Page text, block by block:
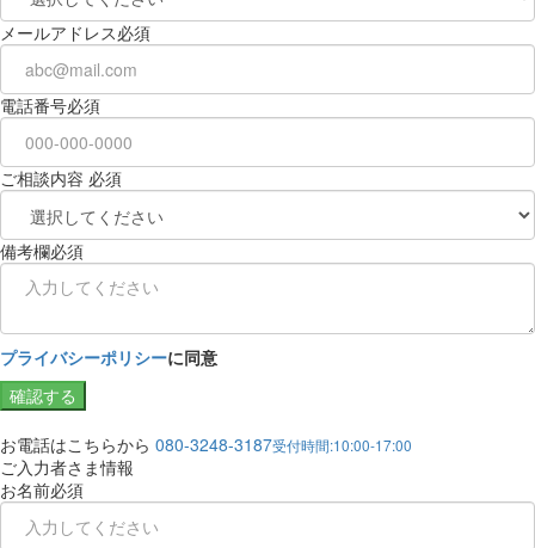
メールアドレス必須
電話番号必須
ご相談内容 必須
備考欄必須
プライバシーポリシーに同意
確認する
お電話はこちらから 080-3248-3187受付時間:10:00-17:00
ご入力者さま情報
お名前必須